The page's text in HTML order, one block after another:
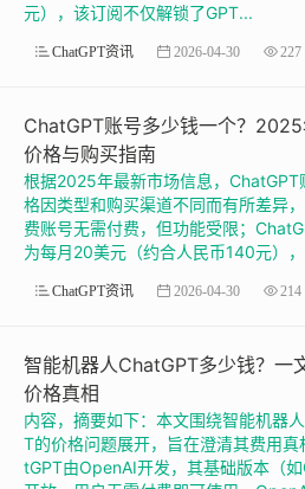
元），该订阅不仅解锁了GPT...
ChatGPT资讯 2026-04-30 227
ChatGPT账号多少钱一个？
价格与购买指南
根据2025年最新市场信息，ChatGPT
格因类型和购买渠道不同而有所差异
费账号无需付费，但功能受限；
为每月20美元（约合人民币140元）
ChatGPT资讯 2026-04-30 214
智能机器人ChatGPT多少钱？一
价格真相
内容，摘要如下：本文围绕智能机器
T的价格问题展开，旨在澄清其费用真
tGPT由OpenAI开发，其基础版本（